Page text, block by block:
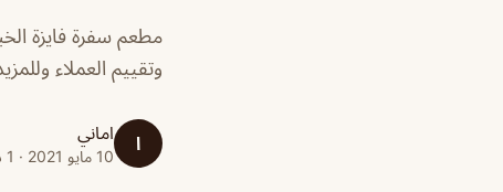
مطعم سفرة فايزة
وتقييم العملاء
ا اماني
10 مايو 2021 · 1 دقائق قراءة